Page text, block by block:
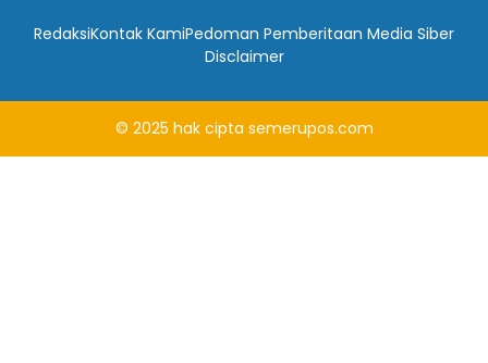
RedaksiKontak KamiPedoman Pemberitaan Media Siber
Disclaimer
© 2025 hak cipta semerupos.com